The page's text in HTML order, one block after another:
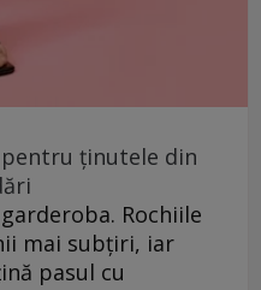
pentru ținutele din
Rochiile
mai subțiri, iar
pasul cu